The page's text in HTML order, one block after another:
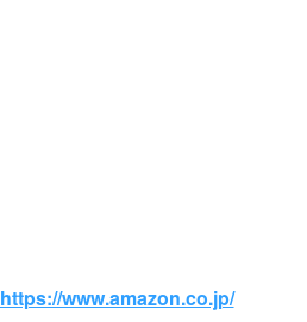
https://www.amazon.co.jp/